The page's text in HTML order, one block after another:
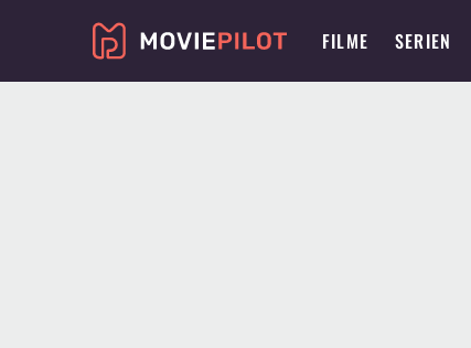
FILME SERIEN